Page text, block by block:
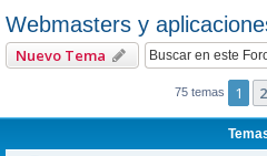
Webmasters y
Nuevo Tema
75 temas 1 2